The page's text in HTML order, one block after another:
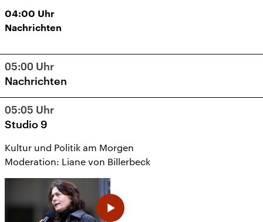
04:00 Uhr
Nachrichten
05:00 Uhr
Nachrichten
05:05 Uhr
Studio 9
Kultur und Politik am Morgen
Moderation: Liane von Billerbeck